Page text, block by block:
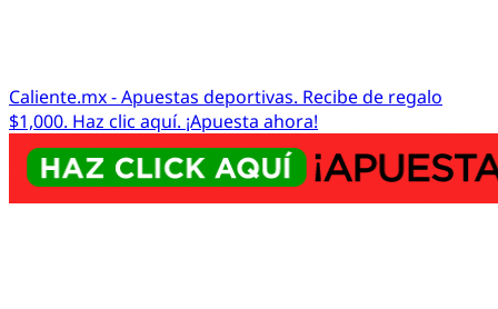
Caliente.mx - Apuestas deportivas. Recibe de regalo
$1,000. Haz clic aquí. ¡Apuesta ahora!